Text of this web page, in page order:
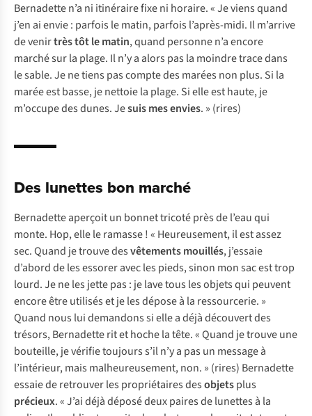
Bernadette n’a ni itinéraire fixe ni horaire. « Je viens quand
j’en ai envie : parfois le matin, parfois l’après-midi. Il m’arrive
de venirtrès tôt le matin, quand personne n’a encore
marché sur la plage. Il n’y a alors pas la moindre trace dans
le sable. Je ne tiens pas compte des marées non plus. Si la
marée est basse, je nettoie la plage. Si elle est haute, je
m’occupe des dunes. Jesuis mes envies. » (rires)
Des lunettes bon marché
Bernadette aperçoit un bonnet tricoté près de l’eau qui
monte. Hop, elle le ramasse ! « Heureusement, il est assez
sec. Quand je trouve desvêtements mouillés, j’essaie
d’abord de les essorer avec les pieds, sinon mon sac est trop
lourd. Je ne les jette pas : je lave tous les objets qui peuvent
encore être utilisés et je les dépose à la ressourcerie. »
Quand nous lui demandons si elle a déjà découvert des
trésors, Bernadette rit et hoche la tête. « Quand je trouve une
bouteille, je vérifie toujours s’il n’y a pas un message à
l’intérieur, mais malheureusement, non. » (rires) Bernadette
essaie de retrouver les propriétaires desobjetsplus
précieux. « J’ai déjà déposé deux paires de lunettes à la